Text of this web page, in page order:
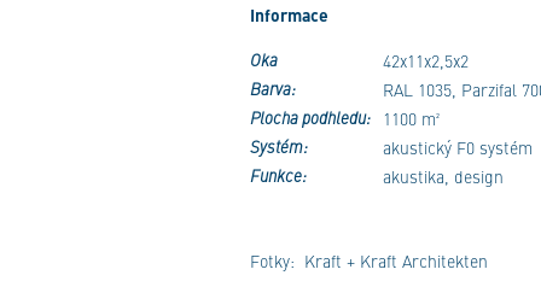
Informace
Oka 42x11x2,5x2
Barva: RAL 1035, Parzifal
Plocha podhledu: 1100 m²
Systém: akustický F0 systém
Funkce: akustika, design
Fotky: Kraft + Kraft Architekten